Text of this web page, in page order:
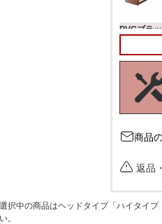
PVCブラ
商品
返品
中の商品はヘッドタイプ「ハイタイ
。